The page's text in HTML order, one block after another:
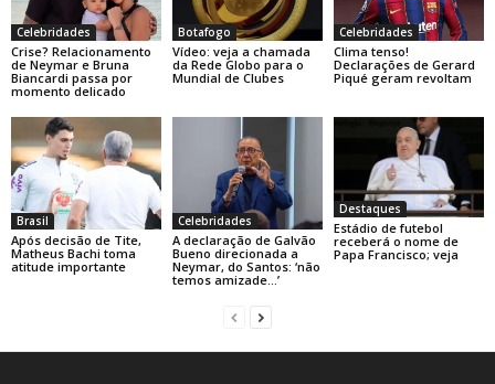
Celebridades
Crise? Relacionamento
de Neymar e Bruna
Biancardi passa por
momento delicado
Botafogo
Vídeo: veja a chamada
da Rede Globo para o
Mundial de Clubes
Celebridades
Clima tenso!
Declarações de Gerard
Piqué geram revoltam
Brasil
Após decisão de Tite,
Matheus Bachi toma
atitude importante
Celebridades
A declaração de Galvão
Bueno direcionada a
Neymar, do Santos: ‘não
temos amizade…’
Destaques
Estádio de futebol
receberá o nome de
Papa Francisco; veja